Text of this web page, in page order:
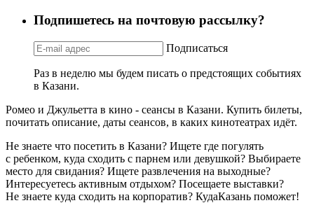
Подпишетесь на почтовую рассылку?
Подписаться
Раз в неделю мы будем писать о предстоящих событиях
в Казани.
Ромео и Джульетта в кино - сеансы в Казани. Купить билеты,
почитать описание, даты сеансов, в каких кинотеатрах идёт.
Не знаете что посетить в Казани? Ищете где погулять
с ребенком, куда сходить с парнем или девушкой? Выбираете
место для свидания? Ищете развлечения на выходные?
Интересуетесь активным отдыхом? Посещаете выставки?
Не знаете куда сходить на корпоратив? КудаКазань поможет!